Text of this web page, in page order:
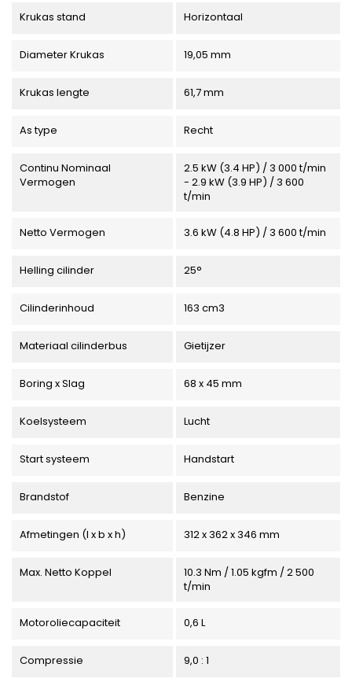
Krukas stand Horizontaal
Diameter Krukas 19,05 mm
Krukas lengte 61,7 mm
As type Recht
Continu Nominaal
Vermogen
2.5 kW (3.4 HP) / 3 000 t/min
- 2.9 kW (3.9 HP) / 3 600
t/min
Netto Vermogen 3.6 kW (4.8 HP) / 3 600 t/min
Helling cilinder 25°
Cilinderinhoud 163 cm3
Materiaal cilinderbus Gietijzer
Boring x Slag 68 x 45 mm
Koelsysteem Lucht
Start systeem Handstart
Brandstof Benzine
Afmetingen (l x b x h) 312 x 362 x 346 mm
Max. Netto Koppel
10.3 Nm / 1.05 kgfm / 2 500
t/min
Motoroliecapaciteit 0,6 L
Compressie 9,0 : 1